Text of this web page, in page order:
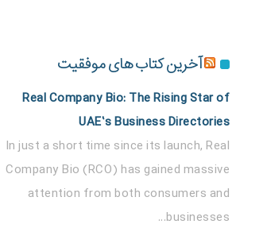
آخرین کتاب های موفقیت
Real Company Bio: The Rising Star of
UAE’s Business Directories
In just a short time since its launch, Real
Company Bio (RCO) has gained massive
attention from both consumers and
businesses...